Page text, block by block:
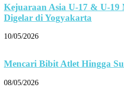
Kejuaraan Asia U-17 & U-19
Digelar di Yogyakarta
10/05/2026
Mencari Bibit Atlet Hingga
08/05/2026